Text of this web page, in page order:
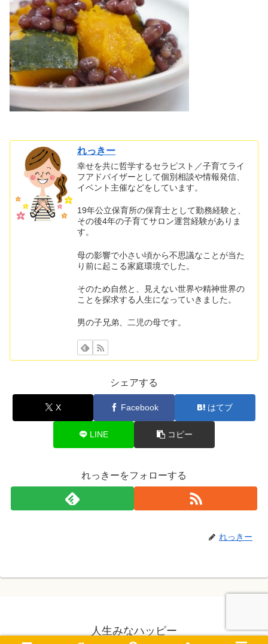
れっきー
幸せを共に哲学するセラピスト／子育てライ
フアドバイザーとして個別相談や情報発信、
イベント主催などをしています。
19年公立保育所の保育士として勤務経験と、
その後4年の子育てサロン運営経験がありま
す。
母の影響で小さい頃から不思議なことが当た
り前に起こる家庭環境でした。
そのため自然と、見えない世界や精神世界の
ことを探求する人生になっていきました。
男の子兄弟、二児の母です。
シェアする
X Facebook はてブ
LINE コピー
れっきーをフォローする
れっきー
人生みなハッピー